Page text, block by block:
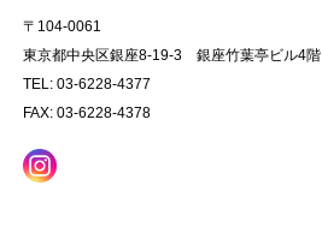
〒104-0061
東京都中央区銀座8-19-3 銀座竹葉亭ビル4階
TEL: 03-6228-4377
FAX: 03-6228-4378